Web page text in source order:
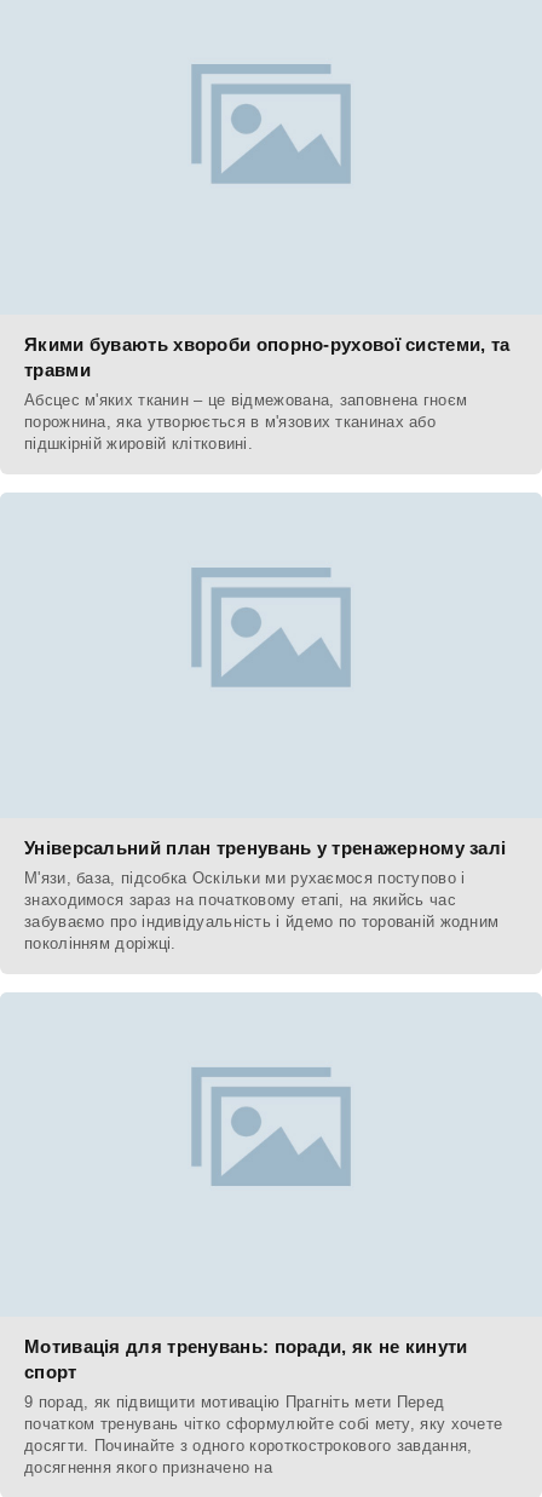
Якими бувають хвороби опорно-рухової системи, та
травми
Абсцес м'яких тканин – це відмежована, заповнена гноєм
порожнина, яка утворюється в м'язових тканинах або
підшкірній жировій клітковині.
Універсальний план тренувань у тренажерному залі
М'язи, база, підсобка Оскільки ми рухаємося поступово і
знаходимося зараз на початковому етапі, на якийсь час
забуваємо про індивідуальність і йдемо по торованій жодним
поколінням доріжці.
Мотивація для тренувань: поради, як не кинути
спорт
9 порад, як підвищити мотивацію Прагніть мети Перед
початком тренувань чітко сформулюйте собі мету, яку хочете
досягти. Починайте з одного короткострокового завдання,
досягнення якого призначено на